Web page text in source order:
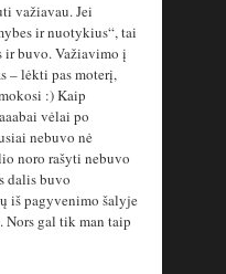
važiavau. Jei
ir nuotykius“, tai
ir buvo. Važiavimo į
– lėkti pas moterį,
:) Kaip
vėlai po
nebuvo nė
noro rašyti nebuvo
dalis buvo
iš pagyvenimo šalyje
Nors gal tik man taip